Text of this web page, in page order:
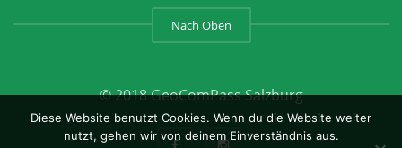
Nach Oben
© 2018 GeoComPass Salzburg
Diese Website benutzt Cookies. Wenn du die Website weiter
nutzt, gehen wir von deinem Einverständnis aus.